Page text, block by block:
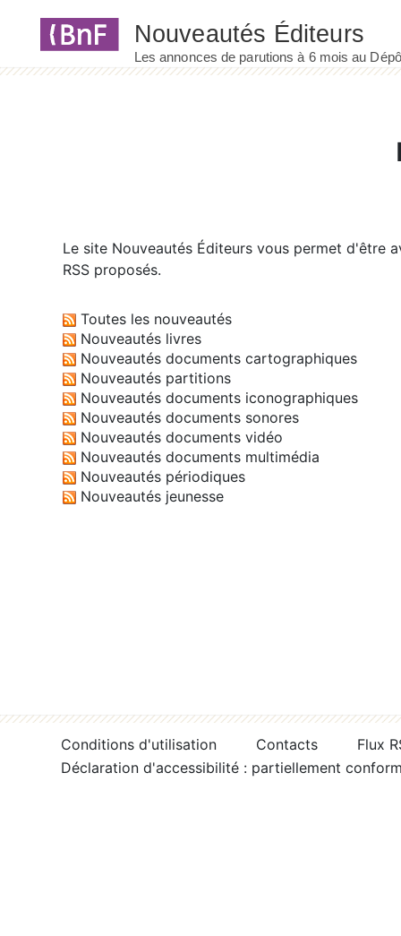
Le site Nouveautés Éditeurs vous permet d'être
RSS proposés.
Toutes les nouveautés
Nouveautés livres
Nouveautés documents cartographiques
Nouveautés partitions
Nouveautés documents iconographiques
Nouveautés documents sonores
Nouveautés documents vidéo
Nouveautés documents multimédia
Nouveautés périodiques
Nouveautés jeunesse
Conditions d'utilisation Contacts
Flux
Déclaration d'accessibilité : partiellement